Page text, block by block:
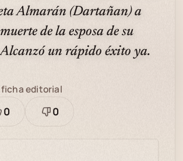
Almarán (Dartañan) a
de la esposa de su
un rápido éxito ya.
editorial
Está
0
Necesita
0